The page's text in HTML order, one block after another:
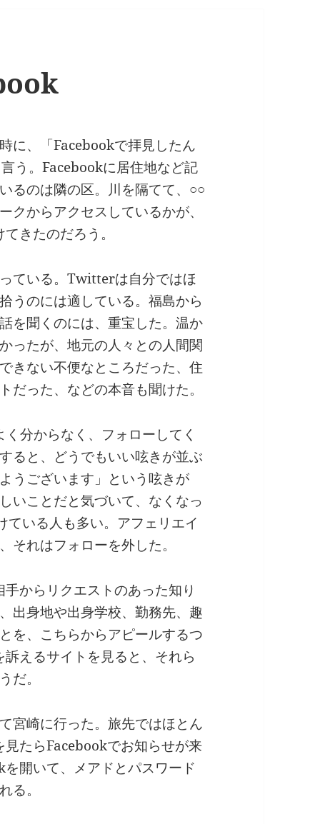
に、「Facebookで拝見したん
う。Facebookに居住地など記
るのは隣の区。川を隔てて、○○
クからアクセスしているかが、
きたのだろう。
ている。Twitterは自分ではほ
うのには適している。福島から
を聞くのには、重宝した。温か
ったが、地元の人々との人間関
きない不便なところだった、住
だった、などの本音も聞けた。
分からなく、フォローしてく
ると、どうでもいい呟きが並ぶ
うございます」という呟きが
いことだと気づいて、なくなっ
いる人も多い。アフェリエイ
それはフォローを外した。
からリクエストのあった知り
出身地や出身学校、勤務先、趣
を、こちらからアピールするつ
えるサイトを見ると、それら
だ。
宮崎に行った。旅先ではほとん
たらFacebookでお知らせが来
開いて、メアドとパスワード
る。